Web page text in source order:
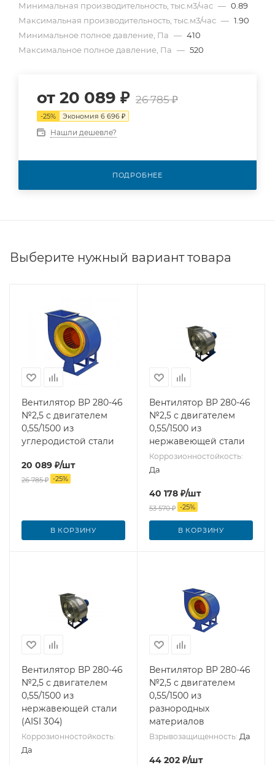
Минимальная производительность, тыс.м3/час — 0.89
Максимальная производительность, тыс.м3/час — 1.90
Минимальное полное давление, Па — 410
Максимальное полное давление, Па — 520
от 20 089 ₽ 26 785 ₽
-25% Экономия 6 696 ₽
Нашли дешевле?
ПОДРОБНЕЕ
Выберите нужный вариант товара
Вентилятор ВР 280-46
№2,5 с двигателем
0,55/1500 из
углеродистой стали
20 089 ₽/шт
26 785₽ -25%
В КОРЗИНУ
Вентилятор ВР 280-46
№2,5 с двигателем
0,55/1500 из
нержавеющей стали
Коррозионностойкость:
Да
40 178 ₽/шт
53 570₽ -25%
В КОРЗИНУ
Вентилятор ВР 280-46
№2,5 с двигателем
0,55/1500 из
нержавеющей стали
(AISI 304)
Коррозионностойкость:
Да
Вентилятор ВР 280-46
№2,5 с двигателем
0,55/1500 из
разнородных
материалов
Взрывозащищенность: Да
44 202 ₽/шт